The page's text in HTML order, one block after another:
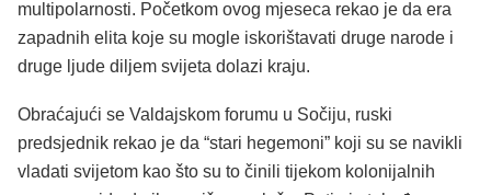
multipolarnosti. Početkom ovog mjeseca rekao je da era
zapadnih elita koje su mogle iskorištavati druge narode i
druge ljude diljem svijeta dolazi kraju.
Obraćajući se Valdajskom forumu u Sočiju, ruski
predsjednik rekao je da “stari hegemoni” koji su se navikli
vladati svijetom kao što su to činili tijekom kolonijalnih